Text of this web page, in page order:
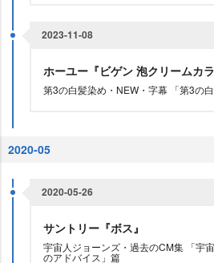
2023-11-08
ホーユー『ビゲン 泡クリームカラ
第3の白髪染め・NEW・字幕 「第3の
2020-05
2020-05-26
サントリー『ボス』
宇宙人ジョーンズ・過去のCM集 「宇
のアドバイス」篇